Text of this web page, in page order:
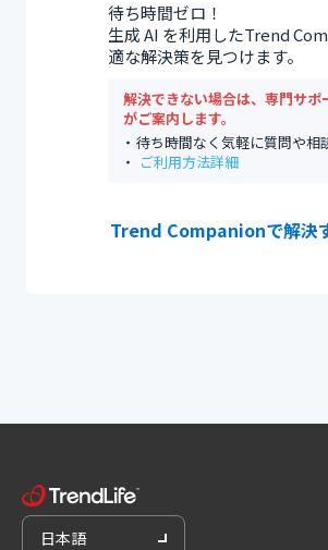
待ち時間ゼロ！
生成 AI を利用したTrend
適な解決策を見つけます。
解決できない場合は、専門サポ
がご案内します。
待ち時間なく気軽に質問や相
ご利用方法詳細
Trend Companionで解決
日本語